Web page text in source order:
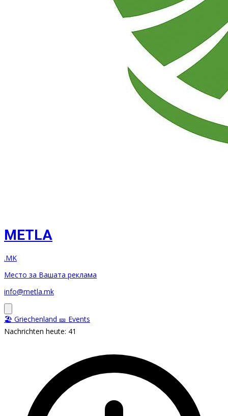
METLA
.MK
Место за Вашата реклама
info@metla.mk
🏖️ Griechenland 🎫 Events
Nachrichten heute: 41